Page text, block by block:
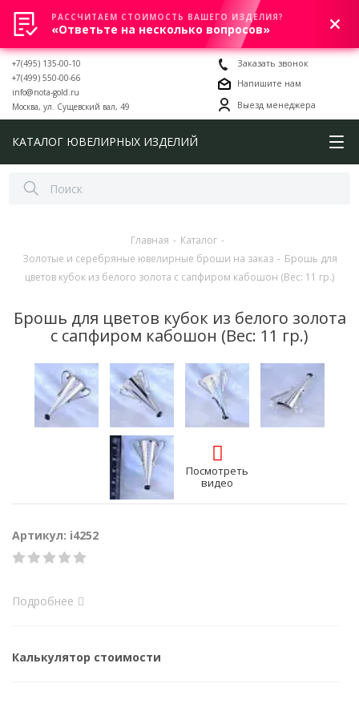
0
+7(495) 135-00-10
+7(499) 550-00-66
info@nota-gold.ru
Москва, ул. Сущевский вал, 49
Заказать звонок
Напишите нам
Выезд менеджера
КАТАЛОГ ЮВЕЛИРНЫХ ИЗДЕЛИЙ
Главная - Каталог -
Золотые и серебряные ювелирные броши на заказ - Брошь для
цветов кубок из белого золота с сапфиром кабошон (Вес: 11 гр.)
Брошь для цветов кубок из белого золота
с сапфиром кабошон (Вес: 11 гр.)
Посмотреть
видео
Артикул: i4252
Подробнее
Калькулятор стоимости
РАССЧИТАЕМ СТОИМОСТЬ ВАШЕГО ИЗДЕЛИЯ?
«Ответьте на несколько вопросов»